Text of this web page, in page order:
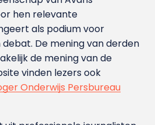
hen relevante
als podium voor
De mening van derden
de mening van de
vinden lezers ook
Onderwijs Persbureau